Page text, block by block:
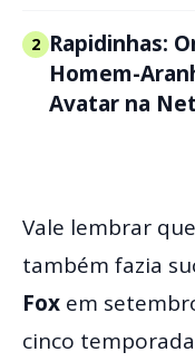
2 Rapidinhas:
Homem-
Avatar na
Vale lembrar que
também fazia
Fox em
cinco